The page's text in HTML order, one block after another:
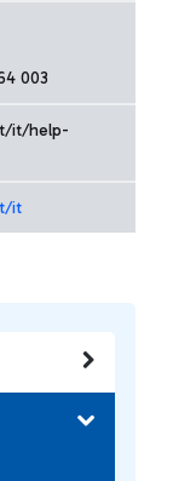
003
it/help-
it